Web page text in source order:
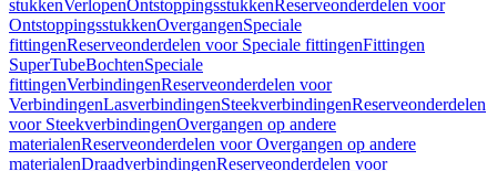
stukkenVerlopenOntstoppingsstukkenReserveonderdelen voor
OntstoppingsstukkenOvergangenSpeciale
fittingenReserveonderdelen voor Speciale fittingenFittingen
SuperTubeBochtenSpeciale
fittingenVerbindingenReserveonderdelen voor
VerbindingenLasverbindingenSteekverbindingenReserveonderdelen
voor SteekverbindingenOvergangen op andere
materialenReserveonderdelen voor Overgangen op andere
materialenDraadverbindingenReserveonderdelen voor